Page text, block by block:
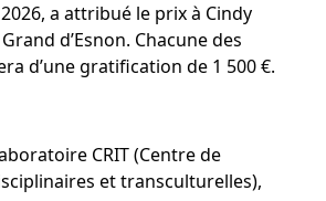
a attribué le prix à Cindy
d’Esnon. Chacune des
d’une gratification de 1 500€.
CRIT (Centre de
et transculturelles),